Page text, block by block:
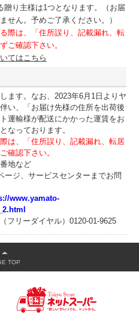
贈り主様は1つとなります。（お届
せん。予めご了承ください。）
際は、「住所誤り、記載漏れ、転
ご確認下さい。
てはこちら
ます。なお、2023年6月1日よりヤ
い、「お届け先様の住所を出荷後
運輸様が配送にかかった運賃をお
なっております。
は、「住所誤り、記載漏れ、転居
確認下さい。
地など
ジ、サービスセンターまでお問
www.yamato-
フリーダイヤル）0120-01-9625